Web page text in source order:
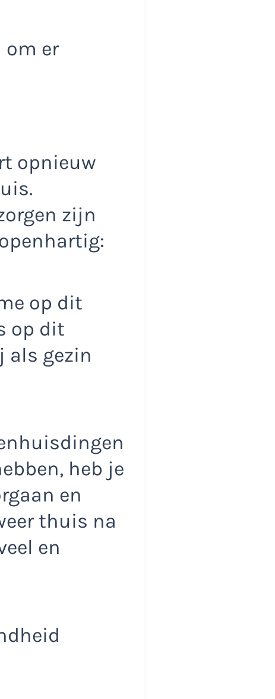
er
opnieuw
zijn
op dit
op dit
als gezin
heb je
en
thuis na
en